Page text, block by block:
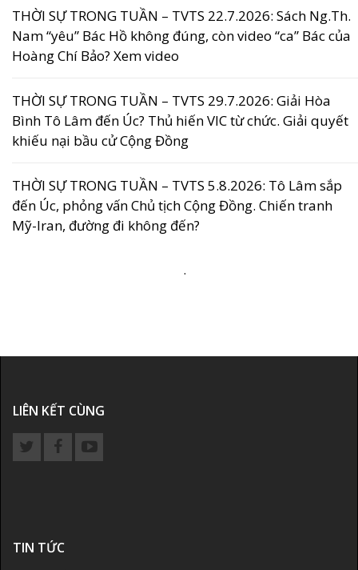
THỜI SỰ TRONG TUẦN – TVTS 22.7.2026: Sách Ng.Th.
Nam “yêu” Bác Hồ không đúng, còn video “ca” Bác của
Hoàng Chí Bảo? Xem video
THỜI SỰ TRONG TUẦN – TVTS 29.7.2026: Giải Hòa
Bình Tô Lâm đến Úc? Thủ hiến VIC từ chức. Giải quyết
khiếu nại bầu cử Cộng Đồng
THỜI SỰ TRONG TUẦN – TVTS 5.8.2026: Tô Lâm sắp
đến Úc, phỏng vấn Chủ tịch Cộng Đồng. Chiến tranh
Mỹ-Iran, đường đi không đến?
.
LIÊN KẾT CÙNG
TIN TỨC